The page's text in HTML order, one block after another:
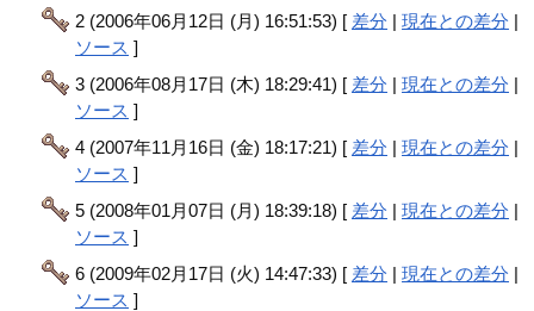
2 (2006年06月12日 (月) 16:51:53) [ 差分 |現在との差分 |
ソース ]
3 (2006年08月17日 (木) 18:29:41) [ 差分 |現在との差分 |
ソース ]
4 (2007年11月16日 (金) 18:17:21) [ 差分 |現在との差分 |
ソース ]
5 (2008年01月07日 (月) 18:39:18) [ 差分 |現在との差分 |
ソース ]
6 (2009年02月17日 (火) 14:47:33) [ 差分 |現在との差分 |
ソース ]